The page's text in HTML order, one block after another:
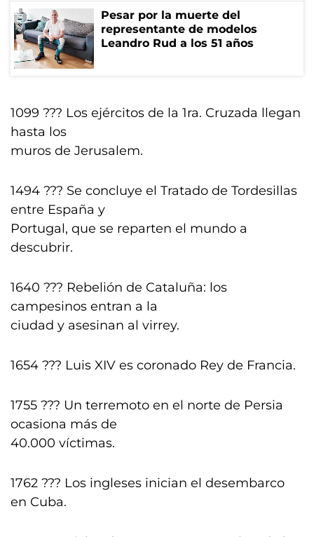
Pesar por la muerte del
representante de modelos
Leandro Rud a los 51 años
1099 ??? Los ejércitos de la 1ra. Cruzada llegan
hasta los
muros de Jerusalem.
1494 ??? Se concluye el Tratado de Tordesillas
entre España y
Portugal, que se reparten el mundo a
descubrir.
1640 ??? Rebelión de Cataluña: los
campesinos entran a la
ciudad y asesinan al virrey.
1654 ??? Luis XIV es coronado Rey de Francia.
1755 ??? Un terremoto en el norte de Persia
ocasiona más de
40.000 víctimas.
1762 ??? Los ingleses inician el desembarco
en Cuba.